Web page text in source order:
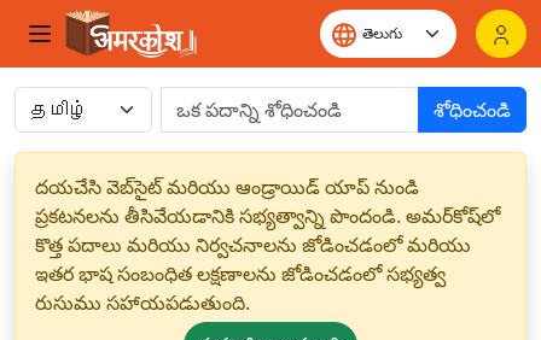
శోధించండి
దయచేసి వెబ్‌సైట్ మరియు ఆండ్రాయిడ్ యాప్ నుండి
ప్రకటనలను తీసివేయడానికి సభ్యత్వాన్ని పొందండి. అమర్‌కోష్‌లో
కొత్త పదాలు మరియు నిర్వచనాలను జోడించడంలో మరియు
ఇతర భాష సంబంధిత లక్షణాలను జోడించడంలో సభ్యత్వ
రుసుము సహాయపడుతుంది.